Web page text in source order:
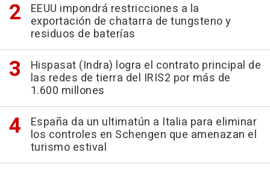
EEUU impondrá restricciones a la
exportación de chatarra de tungsteno y
residuos de baterías
Hispasat (Indra) logra el contrato principal de
las redes de tierra del IRIS2 por más de
1.600 millones
España da un ultimatún a Italia para eliminar
los controles en Schengen que amenazan el
turismo estival